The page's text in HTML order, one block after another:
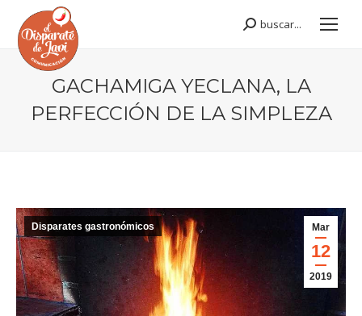
Buscar:
buscar...
GACHAMIGA YECLANA, LA
PERFECCIÓN DE LA SIMPLEZA
Mar
12
2019
Disparates gastronómicos